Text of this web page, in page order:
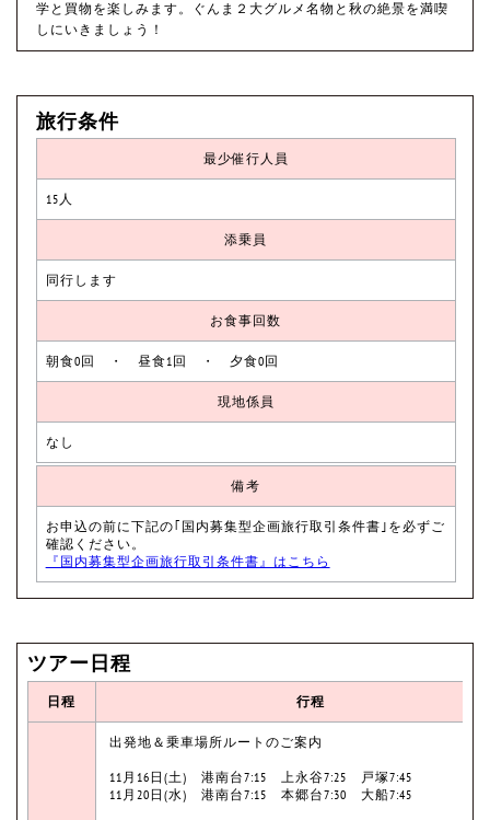
学と買物を楽しみます。ぐんま２大グルメ名物と秋の絶景を満喫
しにいきましょう！
旅行条件
最少催行人員
15人
添乗員
同行します
お食事回数
朝食0回 ・ 昼食1回 ・ 夕食0回
現地係員
なし
備考
お申込の前に下記の｢国内募集型企画旅行取引条件書｣を必ずご
確認ください。
『国内募集型企画旅行取引条件書』はこちら
ツアー日程
日程 行程
出発地＆乗車場所ルートのご案内
11月16日(土) 港南台7:15 上永谷7:25 戸塚7:45
11月20日(水) 港南台7:15 本郷台7:30 大船7:45